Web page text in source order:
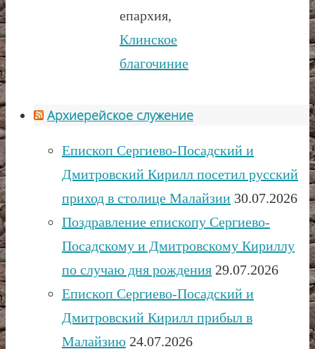
епархия,
Клинское
благочиние
Архиерейское служение
Епископ Сергиево-Посадский и
Дмитровский Кирилл посетил русский
приход в столице Малайзии 30.07.2026
Поздравление епископу Сергиево-
Посадскому и Дмитровскому Кириллу
по случаю дня рождения 29.07.2026
Епископ Сергиево-Посадский и
Дмитровский Кирилл прибыл в
Малайзию 24.07.2026